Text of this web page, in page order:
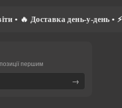
🔥 Доставка день-у-день •
першим
→